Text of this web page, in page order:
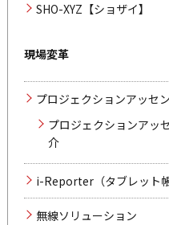
SHO-XYZ【ショザイ】
現場変革
プロジェクションアッセ
プロジェクションアッ
介
i-Reporter（タブレット帳
無線ソリューション